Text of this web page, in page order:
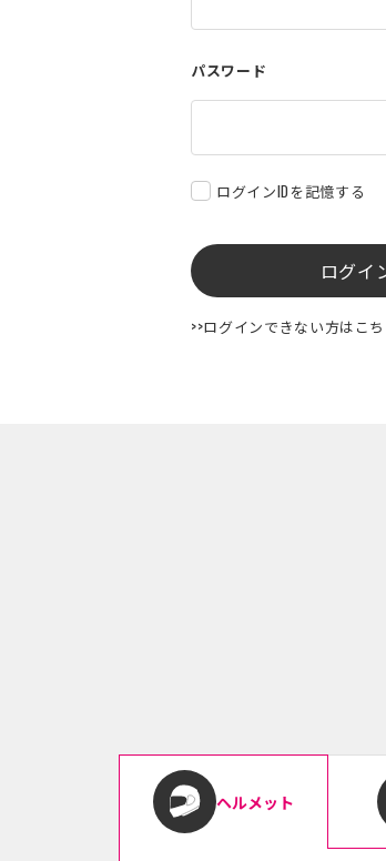
パスワード
ログインIDを記憶する
ログイ
>>ログインできない方はこ
ヘルメット